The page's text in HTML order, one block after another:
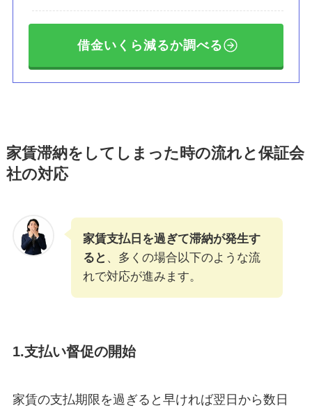
借金いくら減るか調べる
家賃滞納をしてしまった時の流れと保証会
社の対応
家賃支払日を過ぎて滞納が発生す
ると 、多くの場合以下のような流
れで対応が進みます。
1.支払い督促の開始
家賃の支払期限を過ぎると早ければ翌日から数日